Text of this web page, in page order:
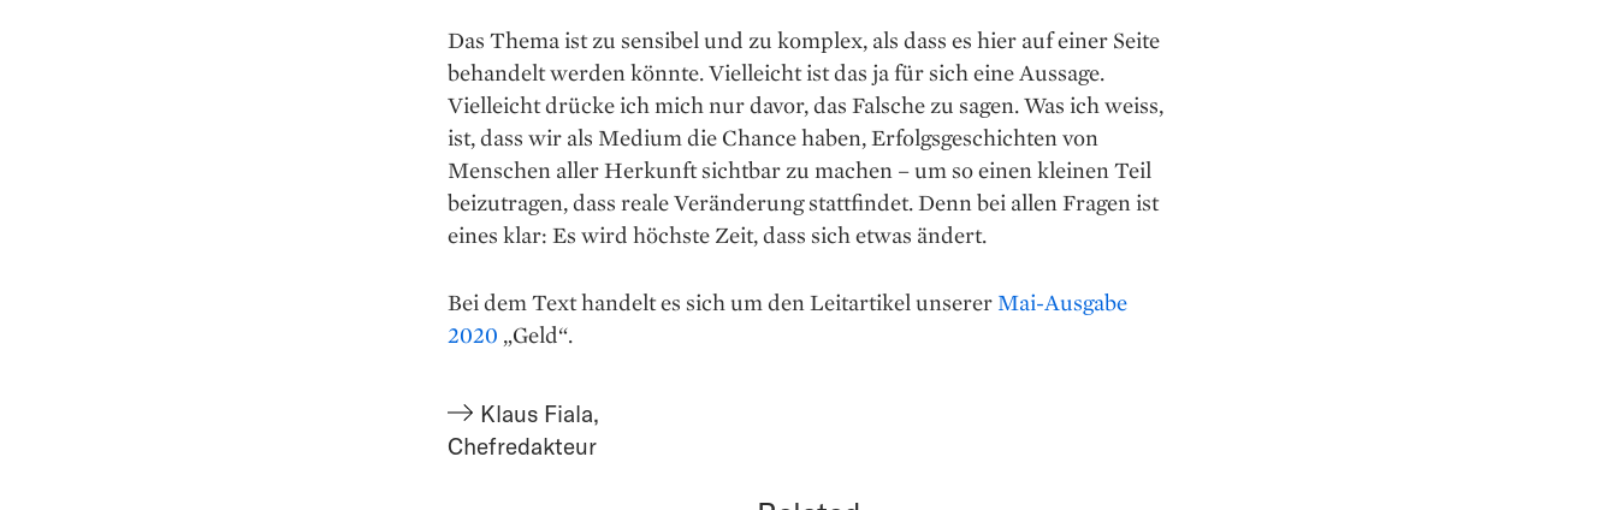
Das Thema ist zu sensibel und zu komplex, als dass es hier auf einer Seite
behandelt werden könnte. Vielleicht ist das ja für sich eine Aussage.
Vielleicht drücke ich mich nur davor, das Falsche zu sagen. Was ich weiss,
ist, dass wir als Medium die Chance haben, Erfolgsgeschichten von
Menschen aller Herkunft sichtbar zu machen – um so einen kleinen Teil
beizutragen, dass reale Veränderung stattfindet. Denn bei allen Fragen ist
eines klar: Es wird höchste Zeit, dass sich etwas ändert.
Bei dem Text handelt es sich um den Leitartikel unserer Mai-Ausgabe
2020 „Geld“.
Klaus Fiala,
Chefredakteur